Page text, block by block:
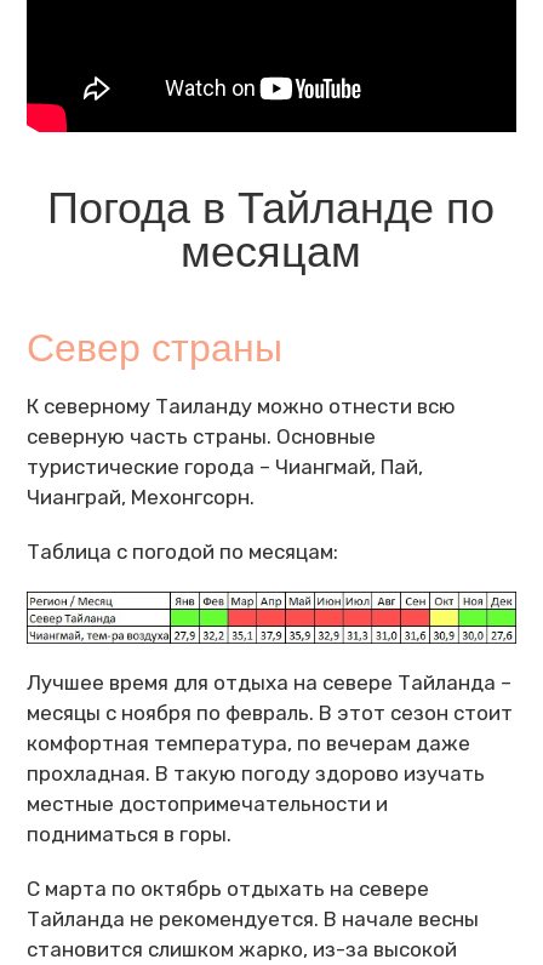
Погода в Тайланде по
месяцам
Север страны
К северному Таиланду можно отнести всю
северную часть страны. Основные
туристические города – Чиангмай, Пай,
Чианграй, Мехонгсорн.
Таблица с погодой по месяцам:
Лучшее время для отдыха на севере Тайланда –
месяцы с ноября по февраль. В этот сезон стоит
комфортная температура, по вечерам даже
прохладная. В такую погоду здорово изучать
местные достопримечательности и
подниматься в горы.
С марта по октябрь отдыхать на севере
Тайланда не рекомендуется. В начале весны
становится слишком жарко, из-за высокой